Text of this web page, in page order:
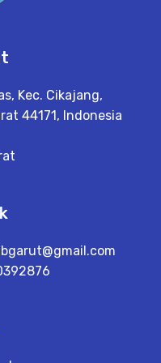
Kec. Cikajang,
44171, Indonesia